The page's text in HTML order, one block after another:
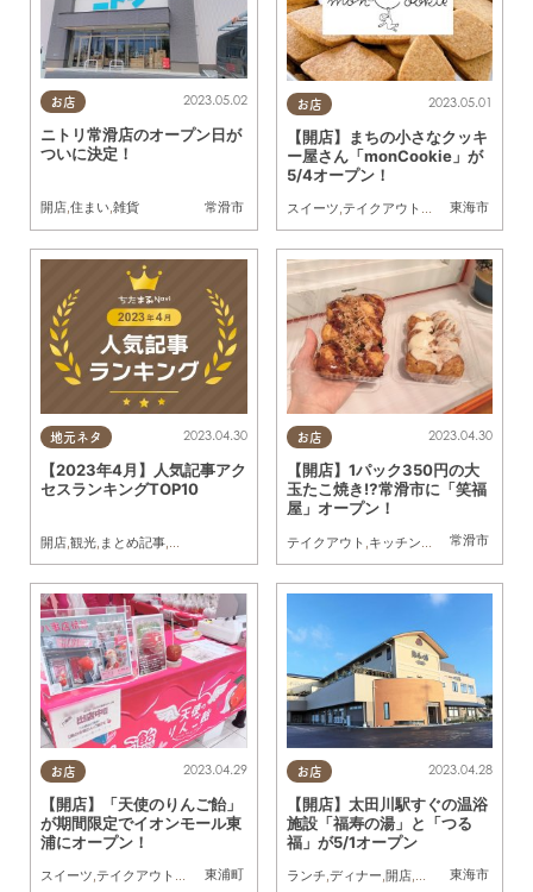
お店
常滑市
2023.05.02
ニトリ常滑店のオープン日が
ついに決定！
開店 住まい 雑貨
お店
東海市
2023.05.01
【開店】まちの小さなクッキ
ー屋さん「monCookie」が
5/4オープン！
スイーツ,テイクアウト ,開店,親子
地元ネタ 2023.04.30
【2023年4月】人気記事アク
セスランキングTOP10
開店 観光 まとめ記事
お店
常滑市
2023.04.30
【開店】1パック350円の大
玉たこ焼き⁉常滑市に「笑福
屋」オープン！
テイクアウト キッチンカー ,コスパ抜群
お店
東浦町
2023.04.29
【開店】「天使のりんご飴」
が期間限定でイオンモール東
浦にオープン！
スイーツ,テイクアウト ,開店 ,親子
お店
東海市
2023.04.28
【開店】太田川駅すぐの温浴
施設「福寿の湯」と「つる
福」が5/1オープン
ランチ,ディナー,開店,健康